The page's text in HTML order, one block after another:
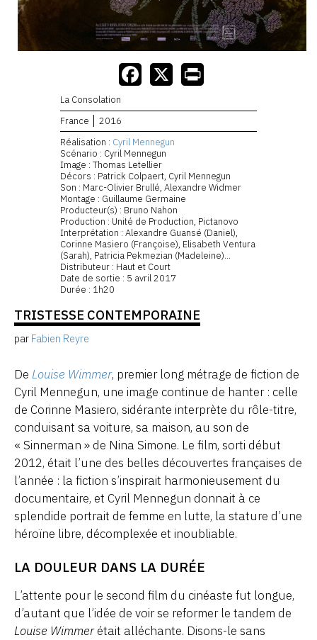
La Consolation
France
2016
Réalisation : Cyril Mennegun
Scénario : Cyril Mennegun
Image : Thomas Letellier
Décors : Patrick Colpaert, Cyril Mennegun
Son : Marc-Olivier Brullé, Alexandre Widmer
Montage : Guillaume Germaine
Producteur(s) : Bruno Nahon
Production : Unité de Production, Pictanovo
Interprétation : Alexandre Guansé (Daniel),
Corinne Masiero (Françoise), Elisabeth Ventura
(Sarah), Patricia Pekmezian (Madeleine)...
Distributeur : Haut et Court
Date de sortie : 5 avril 2017
Durée : 1h20
TRISTESSE CONTEMPORAINE
par Fabien Reyre
De Louise Wimmer, premier long métrage de fiction de
Cyril Mennegun, une image continue de hanter : celle
de Corinne Masiero, sidérante interprète du rôle-titre,
conduisant sa voiture, sa maison, au son de
« Sinnerman » de Nina Simone. Le film, sorti début
2012, était l’une des belles découvertes françaises de
l’année : la fiction s’inspirait harmonieusement du
documentaire, et Cyril Mennegun donnait à ce
splendide portrait de femme en lutte, la stature d’une
héroïne libre, décomplexée et inoubliable.
LA DOULEUR DANS LA DURÉE
L’attente pour le second film du cinéaste fut longue,
d’autant que l’idée de voir se reformer le tandem de
Louise Wimmerétait alléchante. Disons-le sans